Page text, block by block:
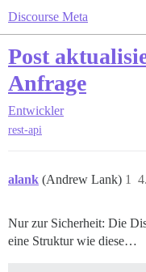
Discourse Meta
Post
Anfrage
Entwickler
rest-api
alank (Andrew Lank) 1
Nur zur Sicherheit: Die
eine Struktur wie diese…